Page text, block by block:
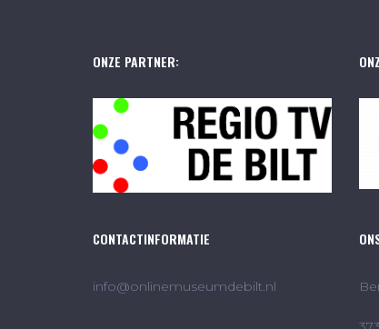
ONZE PARTNER:
CONTACTINFORMATIE
info@onlinemuseumdebilt.nl